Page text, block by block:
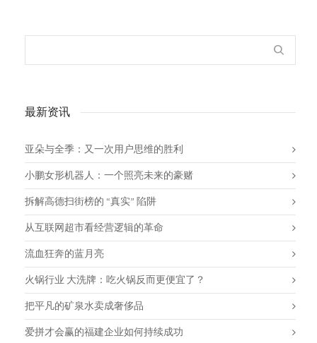
最新资讯
亚朵与全季：又一次用户思维的胜利
小鹏女形机器人：一个照亮未来的豪赌
拆解高德扫街榜的 “真实” 陷阱
从互联网超市看经营逻辑的革命
流血狂奔的蓝月亮
火锅行业 大洗牌：吃火锅反而更便宜了？
把平凡的矿泉水卖成奢侈品
爱拼才会赢的福建企业如何持续成功